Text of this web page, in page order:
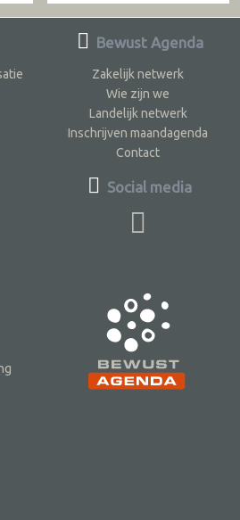
Bewust Agenda
Zakelijk netwerk
Wie zijn we
Landelijk netwerk
Inschrijven maandagenda
Contact
Social media